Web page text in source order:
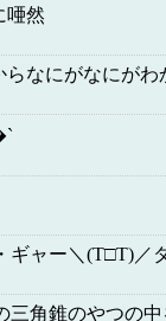
唖然
らなにがなにが
ャー＼(T□T)／
三角錐のやつの